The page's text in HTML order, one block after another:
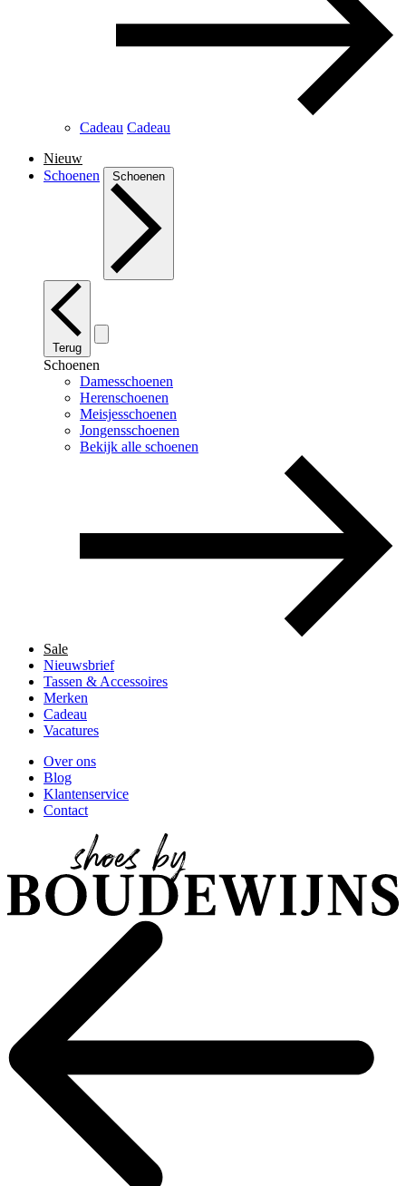
Cadeau Cadeau
Nieuw
Schoenen
Schoenen
Terug
Schoenen
Damesschoenen
Herenschoenen
Meisjesschoenen
Jongensschoenen
Bekijk alle schoenen
Sale
Nieuwsbrief
Tassen & Accessoires
Merken
Cadeau
Vacatures
Over ons
Blog
Klantenservice
Contact